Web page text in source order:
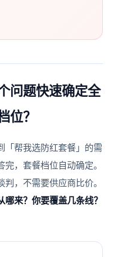
问题快速确定全
位？
「帮我选防红套餐」的需
，套餐档位自动确定。
，不需要供应商比价。
来？你要覆盖几条线？